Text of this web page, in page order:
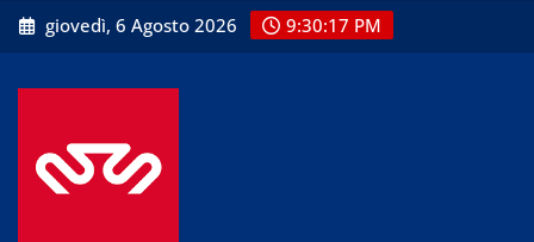
Skip
to
giovedì, 6 Agosto 2026 9:30:19 PM